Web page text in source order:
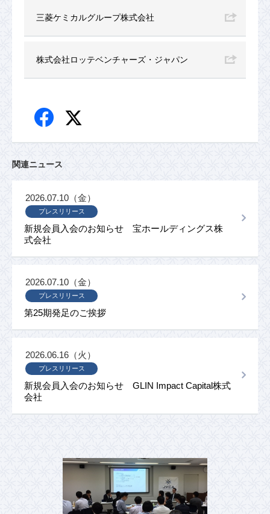
三菱ケミカルグループ株式会社
株式会社ロッテベンチャーズ・ジャパン
関連ニュース
新規会員入会のお知らせ 宝ホールディングス株
式会社
プレスリリース
2026.07.10（金）
第25期発足のご挨拶
プレスリリース
2026.07.10（金）
新規会員入会のお知らせ GLIN Impact Capital株式
会社
プレスリリース
2026.06.16（火）